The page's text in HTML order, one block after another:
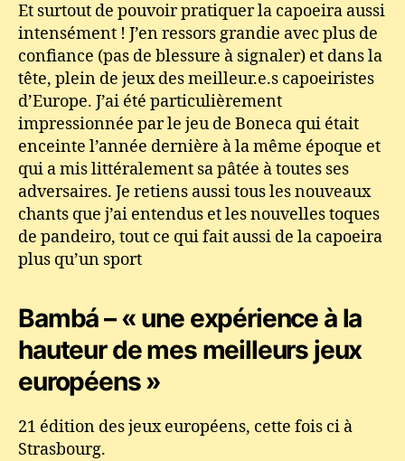
Et surtout de pouvoir pratiquer la capoeira aussi
intensément ! J’en ressors grandie avec plus de
confiance (pas de blessure à signaler) et dans la
tête, plein de jeux des meilleur.e.s capoeiristes
d’Europe. J’ai été particulièrement
impressionnée par le jeu de Boneca qui était
enceinte l’année dernière à la même époque et
qui a mis littéralement sa pâtée à toutes ses
adversaires. Je retiens aussi tous les nouveaux
chants que j’ai entendus et les nouvelles toques
de pandeiro, tout ce qui fait aussi de la capoeira
plus qu’un sport
Bambá – « une expérience à la
hauteur de mes meilleurs jeux
européens »
21 édition des jeux européens, cette fois ci à
Strasbourg.